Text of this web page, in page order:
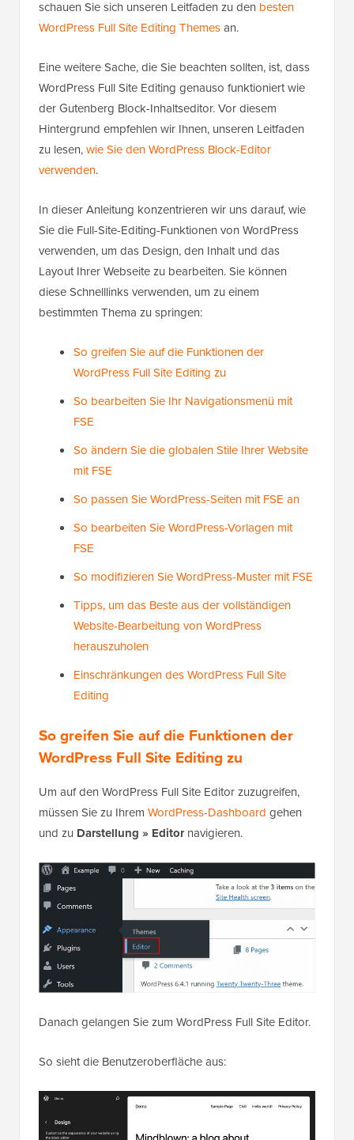
schauen Sie sich unseren Leitfaden zu den besten
WordPress Full Site Editing Themesan.
Eine weitere Sache, die Sie beachten sollten, ist, dass
WordPress Full Site Editing genauso funktioniert wie
der Gutenberg Block-Inhaltseditor. Vor diesem
Hintergrund empfehlen wir Ihnen, unseren Leitfaden
zu lesen,wie Sie den WordPress Block-Editor
verwenden.
In dieser Anleitung konzentrieren wir uns darauf, wie
Sie die Full-Site-Editing-Funktionen von WordPress
verwenden, um das Design, den Inhalt und das
Layout Ihrer Webseite zu bearbeiten. Sie können
diese Schnelllinks verwenden, um zu einem
bestimmten Thema zu springen:
So greifen Sie auf die Funktionen der
WordPress Full Site Editing zu
So bearbeiten Sie Ihr Navigationsmenü mit
FSE
So ändern Sie die globalen Stile Ihrer Website
mit FSE
So passen Sie WordPress-Seiten mit FSE an
So bearbeiten Sie WordPress-Vorlagen mit
FSE
So modifizieren Sie WordPress-Muster mit FSE
Tipps, um das Beste aus der vollständigen
Website-Bearbeitung von WordPress
herauszuholen
Einschränkungen des WordPress Full Site
Editing
So greifen Sie auf die Funktionen der
WordPress Full Site Editing zu
Um auf den WordPress Full Site Editor zuzugreifen,
müssen Sie zu Ihrem WordPress-Dashboard gehen
und zu Darstellung » Editornavigieren.
Danach gelangen Sie zum WordPress Full Site Editor.
So sieht die Benutzeroberfläche aus: